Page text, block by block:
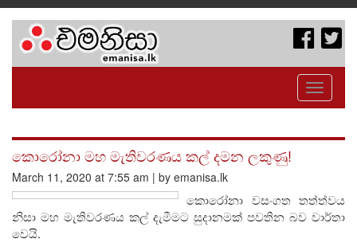
Toggle
කොරෝනා මහ මැතිවරණය කල් දමන ලකුණු!
March 11, 2020 at 7:55 am | by emanisa.lk
කොරෝනා වසංගත තත්ත්වය
නිසා මහ මැතිවරණය කල් දැමීමට සුදානමක් පවතින බව වාර්තා
වෙයි.